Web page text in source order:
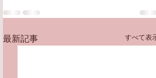
最新記事 すべて表示